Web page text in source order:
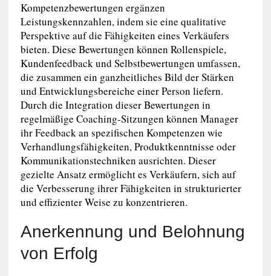
Kompetenzbewertungen ergänzen
Leistungskennzahlen, indem sie eine qualitative
Perspektive auf die Fähigkeiten eines Verkäufers
bieten. Diese Bewertungen können Rollenspiele,
Kundenfeedback und Selbstbewertungen umfassen,
die zusammen ein ganzheitliches Bild der Stärken
und Entwicklungsbereiche einer Person liefern.
Durch die Integration dieser Bewertungen in
regelmäßige Coaching-Sitzungen können Manager
ihr Feedback an spezifischen Kompetenzen wie
Verhandlungsfähigkeiten, Produktkenntnisse oder
Kommunikationstechniken ausrichten. Dieser
gezielte Ansatz ermöglicht es Verkäufern, sich auf
die Verbesserung ihrer Fähigkeiten in strukturierter
und effizienter Weise zu konzentrieren.
Anerkennung und Belohnung
von Erfolg